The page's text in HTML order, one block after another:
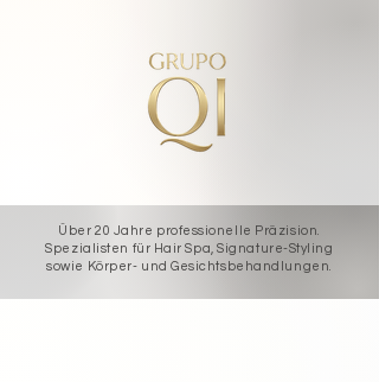
Über 20 Jahre professionelle Präzision.
Spezialisten für Hair Spa, Signature-Styling
sowie Körper- und Gesichtsbehandlungen.